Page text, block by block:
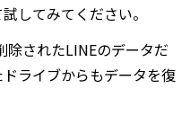
してみてください。
除されたLINEのデータだ
ライブからもデータを復